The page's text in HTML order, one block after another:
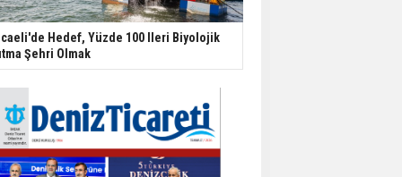
Hedef, Yüzde 100 Ileri Biyolojik
Şehri Olmak